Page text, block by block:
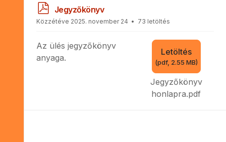
d
f
Jegyzőkönyv
Közzétéve 2025. november 24 73 letöltés
Letöltés
(pdf, 2.55 MB)
Jegyzőkönyv
honlapra.pdf
Az ülés jegyzőkönyv
anyaga.